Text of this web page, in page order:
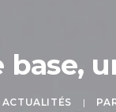
base,
ACTUALITÉS |